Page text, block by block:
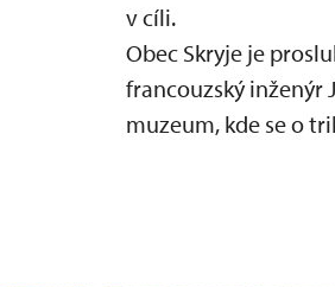
v cíli.
Obec Skryje je
francouzský inženýr
muzeum, kde se o